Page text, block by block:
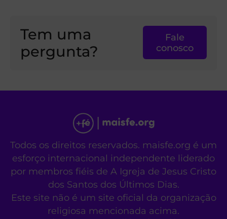
Tem uma
pergunta?
Fale
conosco
Todos os direitos reservados. maisfe.org é um
esforço internacional independente liderado
por membros fiéis de A Igreja de Jesus Cristo
dos Santos dos Últimos Dias.
Este site não é um site oficial da organização
religiosa mencionada acima.